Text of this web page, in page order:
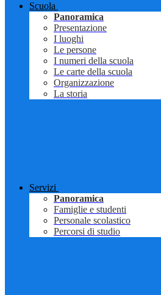
Scuola
Panoramica
Presentazione
I luoghi
Le persone
I numeri della scuola
Le carte della scuola
Organizzazione
La storia
Servizi
Panoramica
Famiglie e studenti
Personale scolastico
Percorsi di studio